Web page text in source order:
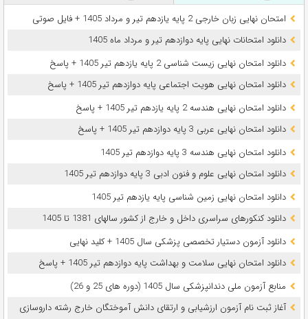
امتحان نهایی زبان خارجی 2 پایه یازدهم تیر و مرداد 1405 + فایل صوتی
دانلود امتحانات نهایی پایه دوازدهم تیر و مرداد ماه 1405
دانلود امتحان نهایی زیست شناسی 2 پایه یازدهم تیر 1405 + پاسخ
دانلود امتحان نهایی هویت اجتماعی پایه دوازدهم تیر 1405 + پاسخ
دانلود امتحان نهایی هندسه 2 پایه یازدهم تیر 1405 + پاسخ
دانلود امتحان نهایی عربی 3 پایه دوازدهم تیر 1405 + پاسخ
دانلود امتحان نهایی هندسه 3 پایه دوازدهم تیر 1405
دانلود امتحان نهایی علوم و فنون ادبی 3 پایه دوازدهم تیر 1405
دانلود امتحان نهایی زمین شناسی پایه یازدهم تیر 1405
دانلود کنکورهای سراسری داخل و خارج از کشور سالهای 1381 تا 1405
دانلود آزمون دستیار تخصصی پزشکی سال 1405 + کلید نهایی
دانلود امتحان نهایی سلامت و بهداشت پایه دوازدهم تیر 1405 + پاسخ
ﻣﻨﺎﺑﻊ آزﻣﻮن ﻣﻠﯽ دندانپزشکی سال 1405 (دوره های 25 و 26)
آغاز ثبت نام آزمون‌ ارزشیابی و ارتقای دانش آموختگان خارج رشته داروسازی